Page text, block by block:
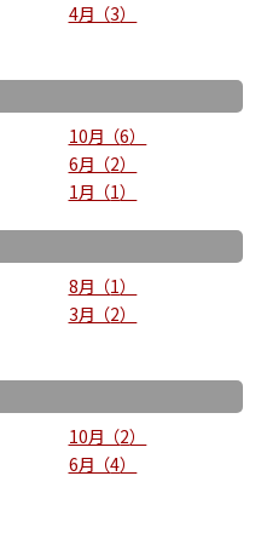
4月
3
10月
6
6月
2
1月 1
8月
1
3月
2
10月
2
6月
4